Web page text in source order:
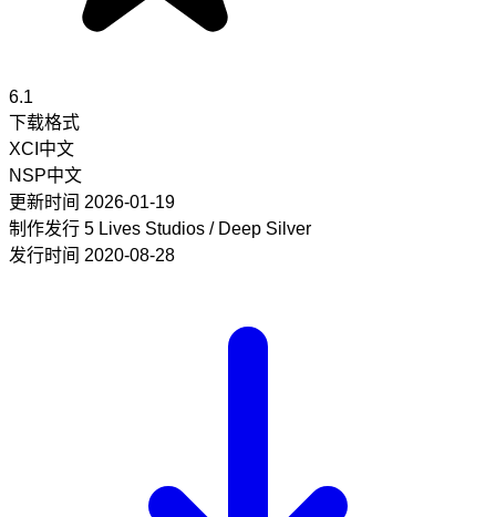
6.1
下载格式
XCI 中文
NSP中文
更新时间 2026-01-19
制作发行 5 Lives Studios / Deep Silver
发行时间 2020-08-28